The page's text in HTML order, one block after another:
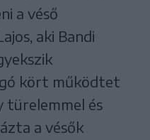
a véső
aki Bandi
kört működtet
türelemmel és
a vésők